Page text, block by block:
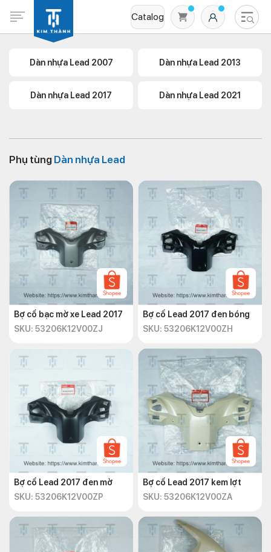
Catalog
Không có sản phẩm nào trong giỏ hàng
Dàn nhựa Lead 2007 Dàn nhựa Lead 2013
Dàn nhựa Lead 2017 Dàn nhựa Lead 2021
Phụ tùng Dàn nhựa Lead
Bợ cổ bạc mờ xe Lead 2017
SKU: 53206K12V00ZJ
Bợ cổ Lead 2017 đen bóng
SKU: 53206K12V00ZH
Bợ cổ Lead 2017 đen mờ
SKU: 53206K12V00ZP
Bợ cổ Lead 2017 kem lợt
SKU: 53206K12V00ZA